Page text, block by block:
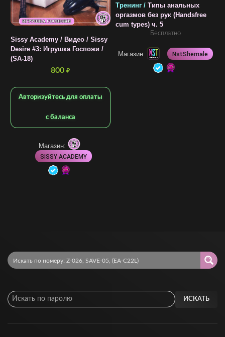
Sissy Academy / Видео / Sissy
Desire #3: Игрушка Госпожи /
(SA-18)
800 ₽
Авторизуйтесь для оплаты
с баланса
Магазин:
SISSY ACADEMY
Тренинг / Типы анальных
оргазмов без рук (Handsfree
cum types) ч. 5
Бесплатно
Магазин: NstShemale
ИСКАТЬ